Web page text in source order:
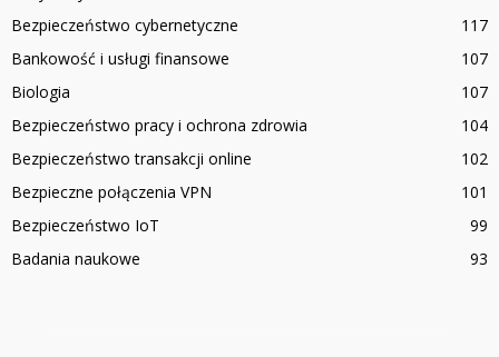
Bezpieczeństwo cybernetyczne
117
Bankowość i usługi finansowe
107
Biologia
107
Bezpieczeństwo pracy i ochrona zdrowia
104
Bezpieczeństwo transakcji online
102
Bezpieczne połączenia VPN
101
Bezpieczeństwo IoT
99
Badania naukowe
93